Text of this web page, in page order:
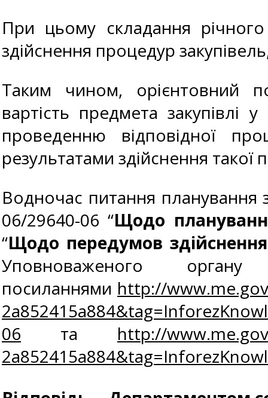
При цьому складання
здійснення процедур
Таким чином, орієнтовний
вартість предмета
проведенню відповідної
результатами здійснення такої
Водночас питання планування
06/29640-06 “Щодо
“Щодо передумов здійснення
Уповноваженого
посиланнями http://
06 та http://